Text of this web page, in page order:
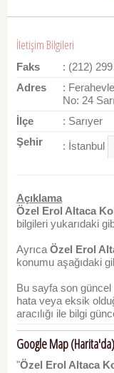
İletişim Bilgileri
Faks
: (212)
Adres
:
No: 24
İlçe
: Sarıyer
Şehir
: İstanbul
Açıklama
Özel Erol Altaca
bilgileri yukarıdaki
AyrıcaÖzel Erol
konumu aşağıdaki
Bu sayfa son
hata veya eksik
aracılığı ile bilgi
Google Map
"Özel Erol Altaca